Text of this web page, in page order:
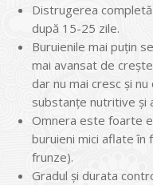
Distrugerea
după 15-25 zile.
Buruienile mai puţin
mai avansat de
dar nu mai cresc şi
substanţe nutritive şi
Omnera este foarte
buruieni mici aflate în
frunze).
Gradul şi durata